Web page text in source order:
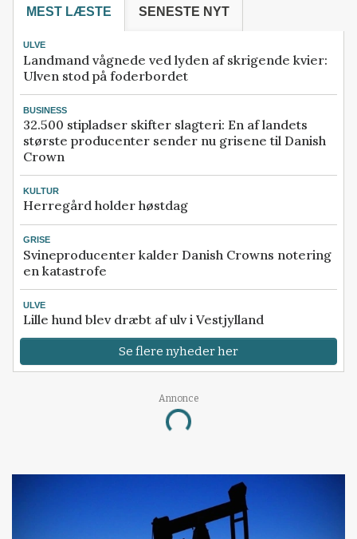
MEST LÆSTE SENESTE NYT
ULVE
Landmand vågnede ved lyden af skrigende kvier:
Ulven stod på foderbordet
BUSINESS
32.500 stipladser skifter slagteri: En af landets
største producenter sender nu grisene til Danish
Crown
KULTUR
Herregård holder høstdag
GRISE
Svineproducenter kalder Danish Crowns notering
en katastrofe
ULVE
Lille hund blev dræbt af ulv i Vestjylland
Se flere nyheder her
Annonce
Loading...